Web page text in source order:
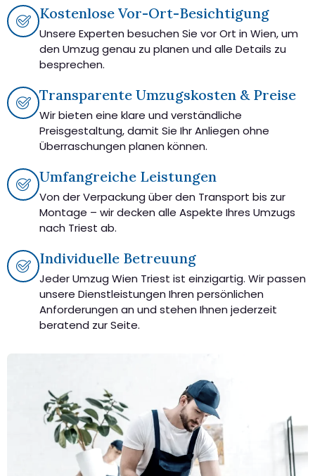
Kostenlose Vor-Ort-Besichtigung
Unsere Experten besuchen Sie vor Ort in Wien, um
den Umzug genau zu planen und alle Details zu
besprechen.
Transparente Umzugskosten & Preise
Wir bieten eine klare und verständliche
Preisgestaltung, damit Sie Ihr Anliegen ohne
Überraschungen planen können.
Umfangreiche Leistungen
Von der Verpackung über den Transport bis zur
Montage – wir decken alle Aspekte Ihres Umzugs
nach Triest ab.
Individuelle Betreuung
Jeder Umzug Wien Triest ist einzigartig. Wir passen
unsere Dienstleistungen Ihren persönlichen
Anforderungen an und stehen Ihnen jederzeit
beratend zur Seite.